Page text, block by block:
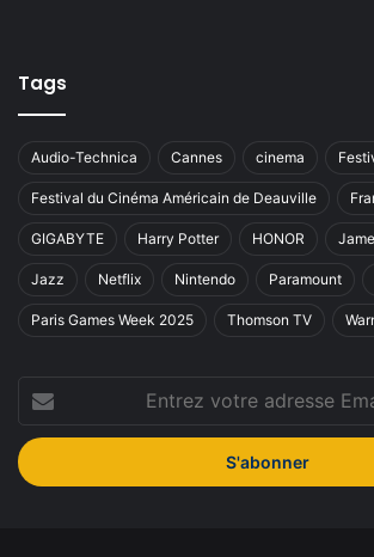
Tags
Audio-Technica Cannes cinema
Festival du Cinéma Américain de Deauville
GIGABYTE Harry Potter HONOR
Jazz Netflix Nintendo Paramount
Paris Games Week 2025 Thomson TV
votre
adresse
Email